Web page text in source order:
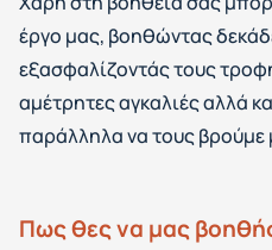
έργο μας, βοηθώντας
εξασφαλίζοντάς τους
αμέτρητες αγκαλιές αλλά
παράλληλα να τους βρούμε
Πως θες να μας